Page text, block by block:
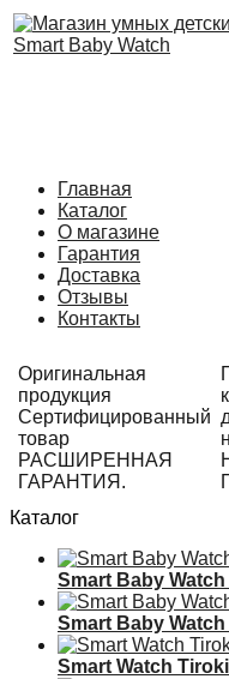
Главная
Каталог
О магазине
Гарантия
Доставка
Отзывы
Контакты
Оригинальная
продукция
Сертифицированный
товар
РАСШИРЕННАЯ
ГАРАНТИЯ.
Каталог
Smart Baby
Smart Baby
Smart Watch